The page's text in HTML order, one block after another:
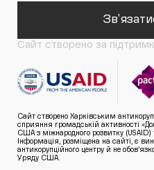
Сайт створено за
Сайт створено Харківським
сприяння громадській активності
США з міжнародного розвитку (USAID)
Інформація, розміщена на сайті, є
антикорупційного центру й не
Уряду США.